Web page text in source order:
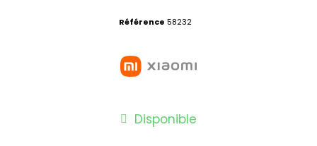
Référence 58232
Disponible